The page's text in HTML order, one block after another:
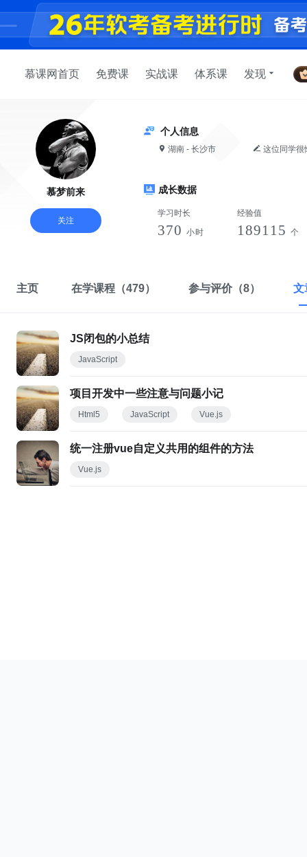
慕课网首页 免费课 实战课 体系课 发现
慕梦前来
关注
个人信息
湖南 - 长沙市 这位同学很
成长数据
学习时长
370 小时
经验值
189115 个
主页 在学课程 （479） 参与评价（8） 文
JS闭包的小总结
JavaScript
项目开发中一些注意与问题小记
Html5 JavaScript Vue.js
统一注册vue自定义共用的组件的方法
Vue.js